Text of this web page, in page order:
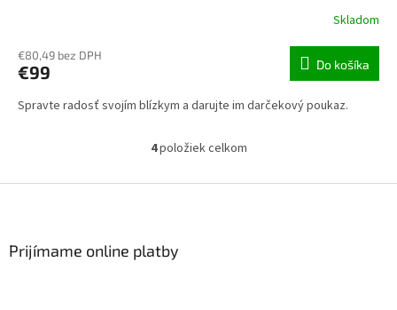
Skladom
€80,49 bez DPH
€99 Do košíka
Spravte radosť svojím blízkym a darujte im darčekový poukaz.
Ovládacie prvky výpisu
4položiek celkom
Prijímame online platby